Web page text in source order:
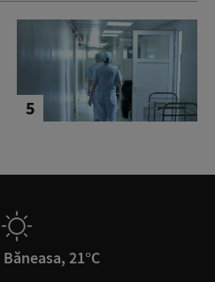
5
21°C